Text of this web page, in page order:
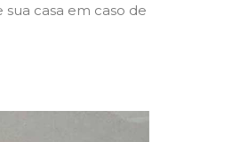
casa em caso de